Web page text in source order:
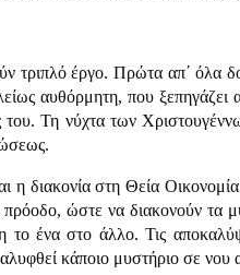
τριπλό έργο. Πρώτα απ΄ όλα
αυθόρμητη, που
του. Τη νύχτα των
η διακονία στη Θεία
πρόοδο, ώστε να διακονούν τα
ένα στο άλλο. Τις
κάποιο μυστήριο σε νου